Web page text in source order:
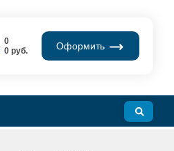
0
0руб. Оформить